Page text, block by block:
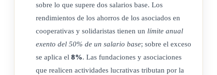
pasivos y capital. En este caso, la declaración informativa
deberá ser resumida y simple, de tal forma que se minimice el
costo de cumplimiento. De no existir variación en la
información suministrada, la declaración anual se entenderá
realizada mediante la confirmación del contenido existente.
sobre lo que supere dos salarios base. Los
rendimientos de los ahorros de los asociados en
cooperativas y solidaristas tienen un límite anual
exento del 50% de un salario base; sobre el exceso
se aplica el 8%. Las fundaciones y asociaciones
que realicen actividades lucrativas tributan por la